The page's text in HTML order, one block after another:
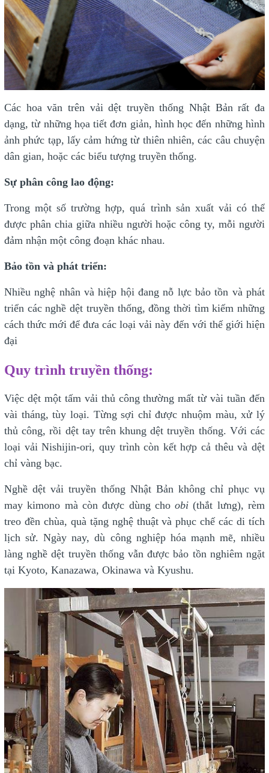
Các hoa văn trên vải dệt truyền thống Nhật Bản rất đa
dạng, từ những họa tiết đơn giản, hình học đến những hình
ảnh phức tạp, lấy cảm hứng từ thiên nhiên, các câu chuyện
dân gian, hoặc các biểu tượng truyền thống.
Sự phân công lao động:
Trong một số trường hợp, quá trình sản xuất vải có thể
được phân chia giữa nhiều người hoặc công ty, mỗi người
đảm nhận một công đoạn khác nhau.
Bảo tồn và phát triển:
Nhiều nghệ nhân và hiệp hội đang nỗ lực bảo tồn và phát
triển các nghề dệt truyền thống, đồng thời tìm kiếm những
cách thức mới để đưa các loại vải này đến với thế giới hiện
đại
​​​Quy trình truyền thống:
Việc dệt một tấm vải thủ công thường mất từ vài tuần đến
vài tháng, tùy loại. Từng sợi chỉ được nhuộm màu, xử lý
thủ công, rồi dệt tay trên khung dệt truyền thống. Với các
loại vải Nishijin-ori, quy trình còn kết hợp cả thêu và dệt
chỉ vàng bạc.
Nghề dệt vải truyền thống Nhật Bản không chỉ phục vụ
may kimono mà còn được dùng choobi (thắt lưng), rèm
treo đền chùa, quà tặng nghệ thuật và phục chế các di tích
lịch sử. Ngày nay, dù công nghiệp hóa mạnh mẽ, nhiều
làng nghề dệt truyền thống vẫn được bảo tồn nghiêm ngặt
tại Kyoto, Kanazawa, Okinawa và Kyushu.